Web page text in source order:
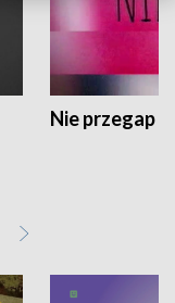
Nie przegap